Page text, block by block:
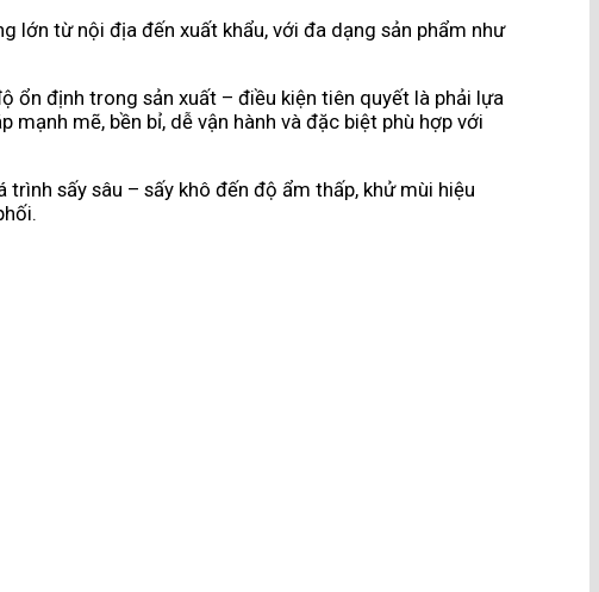
lớn từ nội địa đến xuất khẩu, với đa dạng sản phẩm như
ổn định trong sản xuất – điều kiện tiên quyết là phải lựa
mẽ, bền bỉ, dễ vận hành và đặc biệt phù hợp với
sấy sâu – sấy khô đến độ ẩm thấp, khử mùi hiệu